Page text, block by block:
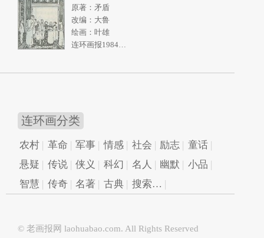
原著：矛盾
改编：大鲁
绘画：叶雄
连环画分类
农村 革命 军事 情感 社会 励志
童话
悬疑
传说 侠义 科幻 名人 幽默
小品
智慧
传奇 名著 古典 搜索…
© 老画报网 laohuabao.com. All Rights Reserved